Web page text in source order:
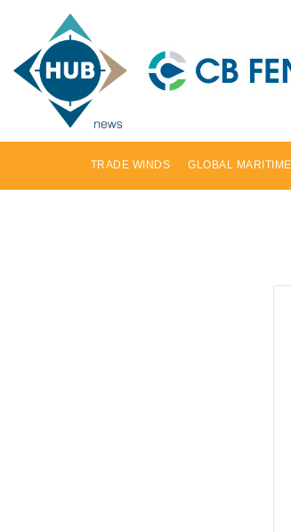
TRADE WINDS GLOBAL MARITIME